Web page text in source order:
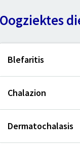
Oogziektes
Blefaritis
Chalazion
Dermatochalasis